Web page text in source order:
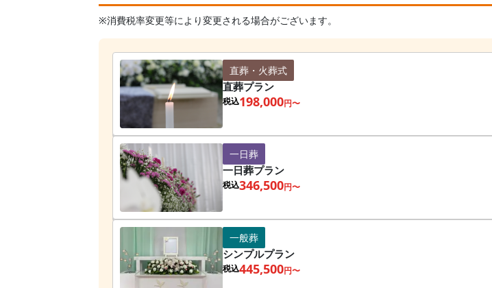
※消費税率変更等により変更される場合がございます。
直葬・火葬式
直葬プラン
税込198,000円〜
一日葬
一日葬プラン
税込346,500円〜
一般葬
シンプルプラン
税込445,500円〜